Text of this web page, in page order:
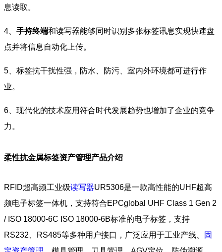
息读取。
4、 手持终端和读写器能够同时识别多张标签讯息实现快速盘
点并将信息自动化上传。
5、标签抗干扰性强，防水、防污、室内外环境都可进行作
业。
6、现代化的技术应用符合时代发展趋势也增加了企业的竞争
力。
柔性抗金属标签资产管理产品介绍
RFID超高频工业级读写器UR5306是一款高性能的UHF超高
频电子标签一体机，支持符合EPCglobal UHF Class 1 Gen 2
/ ISO 18000-6C ISO 18000-6B标准的电子标签，支持
RS232、RS485等多种用户接口，广泛应用于工业产线、
固